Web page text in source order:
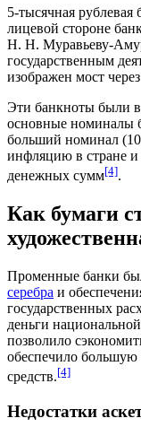
5-тысячная рублевая
лицевой стороне
Н. Н. Муравьеву-
государственным
изображен мост
Эти банкноты были
основные номиналы
больший номинал
инфляцию в стране и
денежных сумм[4].
Как бумаги
Променные банки
серебра и
государственных
деньги
позволило
обеспечило большую
средств.[4]
Недостатки